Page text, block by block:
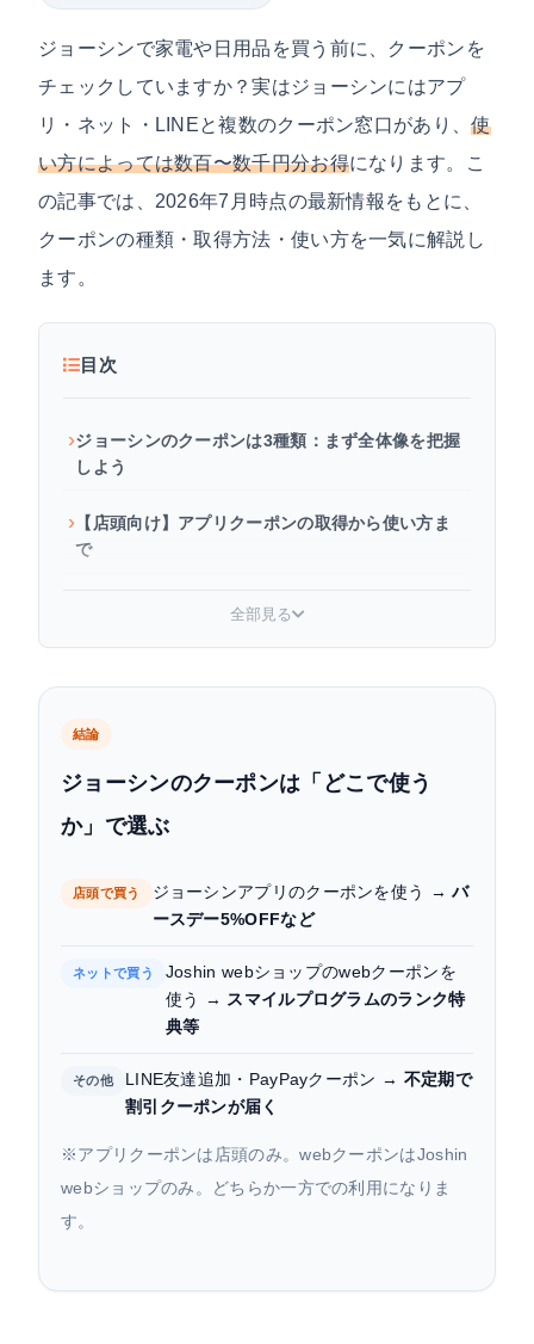
ジョーシンで家電や日用品を買う前に、クーポンを
チェックしていますか？実はジョーシンにはアプ
リ・ネット・LINEと複数のクーポン窓口があり、使
い方によっては数百〜数千円分お得になります。こ
の記事では、2026年7月時点の最新情報をもとに、
クーポンの種類・取得方法・使い方を一気に解説し
ます。
目次
ジョーシンのクーポンは3種類：まず全体像を把握
しよう
【店頭向け】アプリクーポンの取得から使い方ま
で
【ネット向け】webクーポンの取得から使い方ま
スマイルプログラムのランク別クーポン特典と
バースデークーポン合わせ技：アプリ＋webで最
大限もらう
ジョーシン クーポンのよくある質問
まとめ：ジョーシンのクーポンを最大限活用しよ
全部見る
結論
ジョーシンのクーポンは「どこで使う
か」で選ぶ
店頭で買う ジョーシンアプリのクーポンを使う →バ
ースデー5%OFFなど
ネットで買う
Joshin webショップのwebクーポンを
使う → スマイルプログラムのランク特
典等
その他 LINE友達追加・PayPayクーポン → 不定期で
割引クーポンが届く
※アプリクーポンは店頭のみ。webクーポンはJoshin
webショップのみ。どちらか一方での利用になりま
す。